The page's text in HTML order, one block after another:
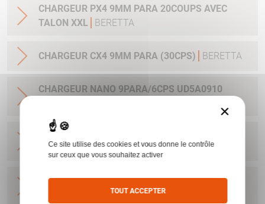
CHARGEUR PX4 9MM PARA 20COUPS AVEC
TALON XXL
BERETTA
CHARGEUR CX4 9MM PARA (30CPS) BERETTA
CHARGEUR NANO 9PARA/6CPS UD5A0910
CHARGEUR NANO 9PARA/8CPS E00635
BERETTA USA
CHARGEUR PX4 SUBCOMPACT 9X21 AVEC
BERETTA
×
Ce site utilise des cookies et vous donne le contrôle
sur ceux que vous souhaitez activer
TOUT ACCEPTER